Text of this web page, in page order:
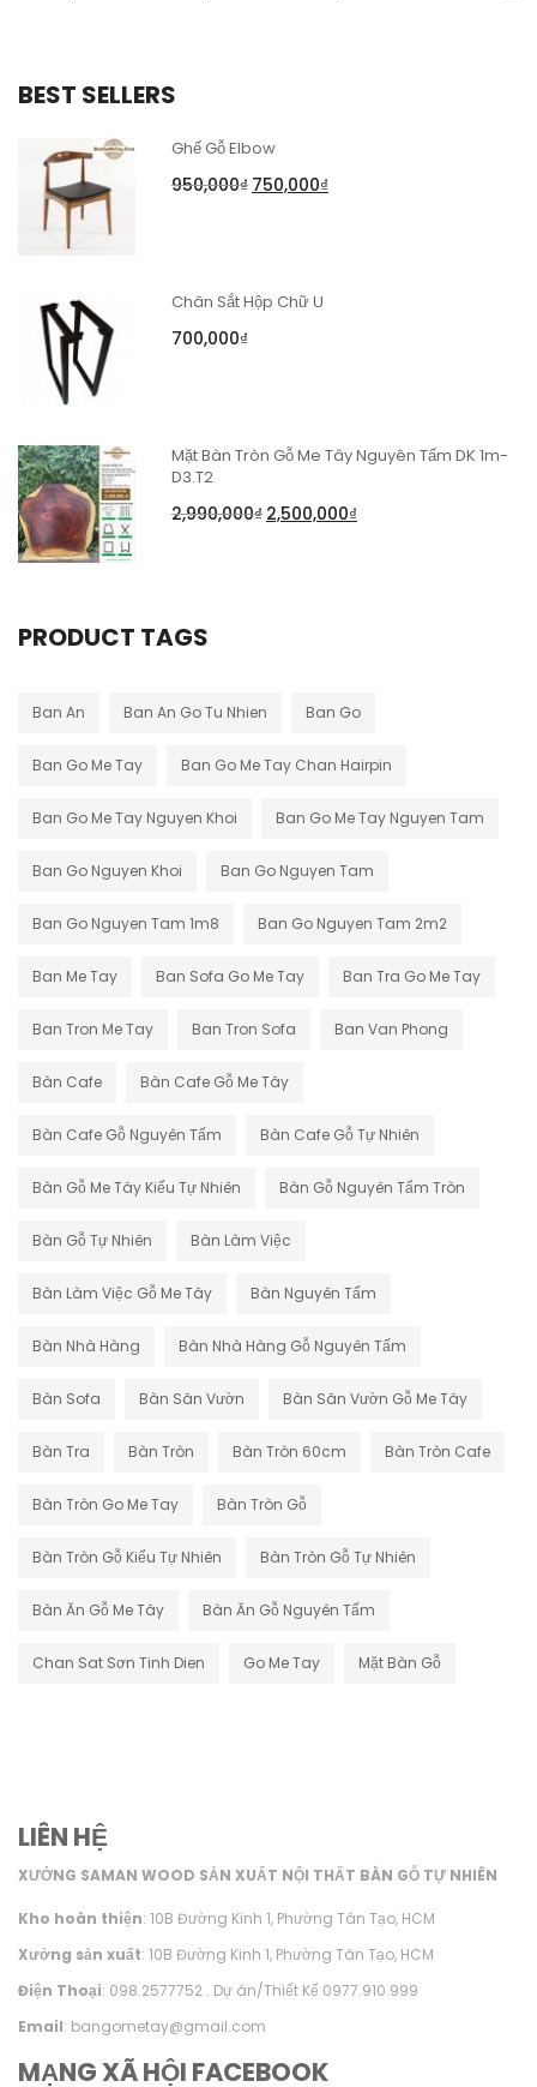
BEST SELLERS
Ghế Gỗ Elbow
950,000₫ 750,000₫
Chân Sắt Hộp Chữ U
700,000₫
Mặt Bàn Tròn Gỗ Me Tây Nguyên Tấm DK 1m-
D3.T2
2,990,000₫ 2,500,000₫
PRODUCT TAGS
Ban An Ban An Go Tu Nhien Ban Go
Ban Go Me Tay Ban Go Me Tay Chan Hairpin
Ban Go Me Tay Nguyen Khoi Ban Go Me Tay Nguyen Tam
Ban Go Nguyen Khoi Ban Go Nguyen Tam
Ban Go Nguyen Tam 1m8 Ban Go Nguyen Tam 2m2
Ban Me Tay Ban Sofa Go Me Tay Ban Tra Go Me Tay
Ban Tron Me Tay Ban Tron Sofa Ban Van Phong
Bàn Cafe Bàn Cafe Gỗ Me Tây
Bàn Cafe Gỗ Nguyên Tấm Bàn Cafe Gỗ Tự Nhiên
Bàn Gỗ Me Tây Kiểu Tự Nhiên Bàn Gỗ Nguyên Tấm Tròn
Bàn Gỗ Tự Nhiên Bàn Làm Việc
Bàn Làm Việc Gỗ Me Tây Bàn Nguyên Tấm
Bàn Nhà Hàng Bàn Nhà Hàng Gỗ Nguyên Tấm
Bàn Sofa Bàn Sân Vườn Bàn Sân Vườn Gỗ Me Tây
Bàn Tra Bàn Tròn Bàn Tròn 60cm Bàn Tròn Cafe
Bàn Tròn Go Me Tay Bàn Tròn Gỗ
Bàn Tròn Gỗ Kiểu Tự Nhiên Bàn Tròn Gỗ Tự Nhiên
Bàn Ăn Gỗ Me Tây Bàn Ăn Gỗ Nguyên Tấm
Chan Sat Sơn Tinh Dien Go Me Tay Mặt Bàn Gỗ
LIÊN HỆ
XƯỞNG SAMAN WOOD SẢN XUẤT NỘI THẤT BÀN GỖ TỰ NHIÊN
Kho hoàn thiện: 10B Đường Kinh 1, Phường Tân Tạo, HCM
Xưởng sản xuất: 10B Đường Kinh 1, Phường Tân Tạo, HCM
Điện Thoại: 098.2577752 . Dự án/Thiết Kế 0977.910.999
Email: bangometay@gmail.com
MẠNG XÃ HỘI FACEBOOK